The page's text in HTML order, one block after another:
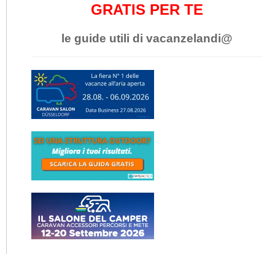
GRATIS PER TE
le guide utili di vacanzelandi@